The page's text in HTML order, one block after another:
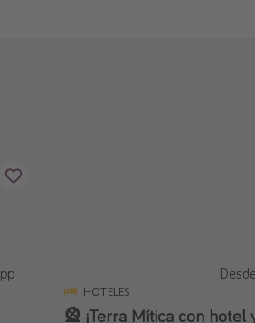
pp
HOTELES
🎡 ¡Terra Mítica con hotel
Desde